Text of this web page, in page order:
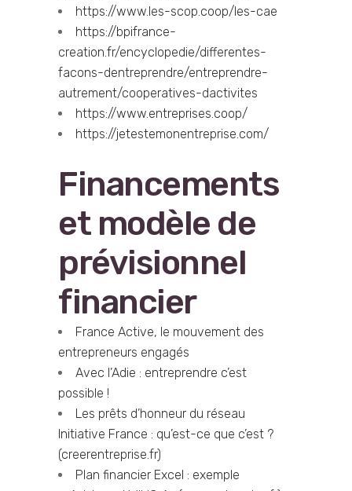
https://www.les-scop.coop/les-cae
https://bpifrance-
creation.fr/encyclopedie/differentes-
facons-dentreprendre/entreprendre-
autrement/cooperatives-dactivites
https://www.entreprises.coop/
https://jetestemonentreprise.com/
Financements
et modèle de
prévisionnel
financier
France Active, le mouvement des
entrepreneurs engagés
Avec l’Adie : entreprendre c’est
possible !
Les prêts d’honneur du réseau
Initiative France : qu’est-ce que c’est ?
(creerentreprise.fr)
Plan financier Excel : exemple